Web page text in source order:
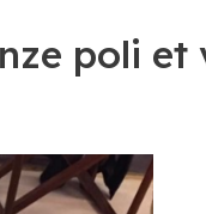
poli et